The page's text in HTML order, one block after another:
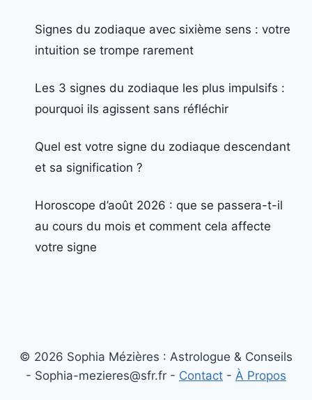
Signes du zodiaque avec sixième sens : votre
intuition se trompe rarement
Les 3 signes du zodiaque les plus impulsifs :
pourquoi ils agissent sans réfléchir
Quel est votre signe du zodiaque descendant
et sa signification ?
Horoscope d’août 2026 : que se passera-t-il
au cours du mois et comment cela affecte
votre signe
© 2026 Sophia Mézières : Astrologue & Conseils
- Sophia-mezieres@sfr.fr - Contact - À Propos